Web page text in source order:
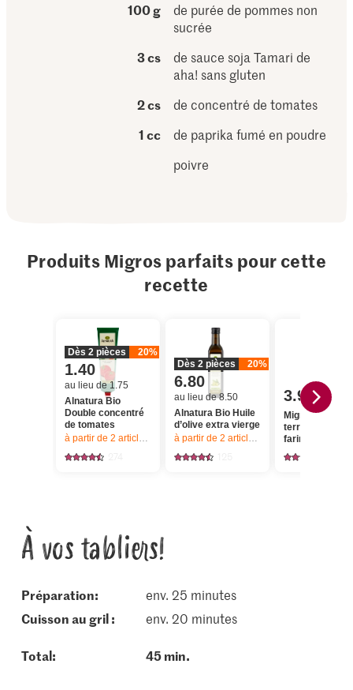
100 g
de purée de pommes non
sucrée
3 cs
de sauce soja Tamari de
aha! sans gluten
2 cs
de concentré de tomates
1 cc
de paprika fumé en poudre
poivre
Produits Migros parfaits pour cette
recette
Dès 2 pièces 20%
1.40
au lieu de 1.75
Alnatura Bio
Double concentré
de tomates
à partir de 2 articles, Offre valable du 6.8 au 12.8.2026, jusqu’à
Dès 2 pièces 20%
6.80
au lieu de 8.50
Alnatura Bio Huile
d’olive extra vierge
à partir de 2 articles, Offre valable du
3.90
Migros
terre à chair
farineuse
À vos tabliers!
Préparation:
env. 25 minutes
cuisson au gril :
env. 20 minutes
Total: 45 min.